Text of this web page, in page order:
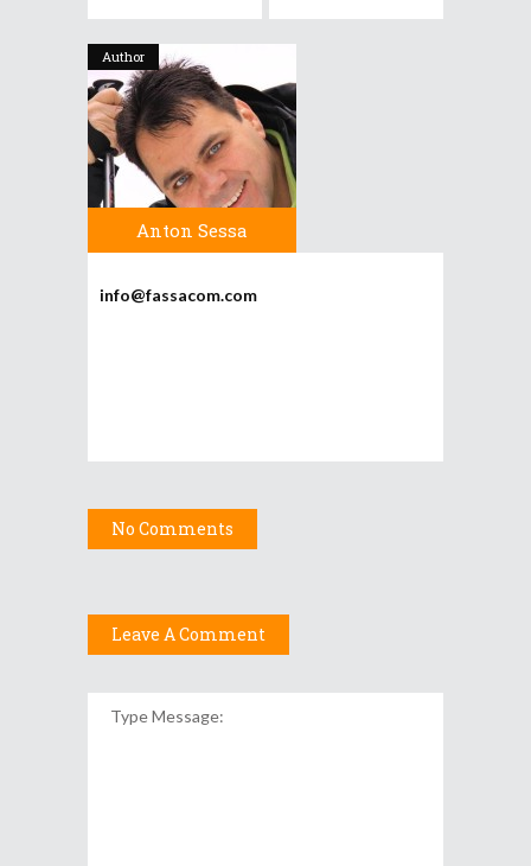
Author
Anton Sessa
info@fassacom.com
No Comments
Leave A Comment